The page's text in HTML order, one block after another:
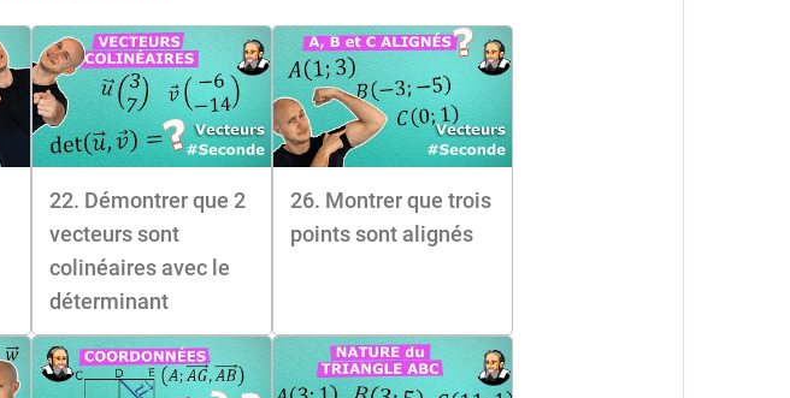
22. Démontrer que 2
vecteurs sont
colinéaires avec le
déterminant
26. Montrer que trois
points sont alignés